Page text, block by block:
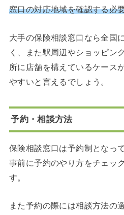
窓口の対応地域を確認する必
大手の保険相談窓口なら全国
く、また駅周辺やショッピン
所に店舗を構えているケース
やすいと言えるでしょう。
予約・相談方法
保険相談窓口は予約制となっ
事前に予約のやり方をチェッ
す。
また予約の際には相談方法の